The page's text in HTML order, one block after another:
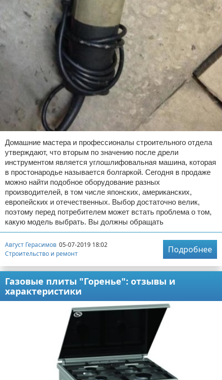
Домашние мастера и профессионалы строительного отдела
утверждают, что вторым по значению после дрели
инструментом является углошлифовальная машина, которая
в простонародье называется болгаркой. Сегодня в продаже
можно найти подобное оборудование разных
производителей, в том числе японских, американских,
европейских и отечественных. Выбор достаточно велик,
поэтому перед потребителем может встать проблема о том,
какую модель выбрать. Вы должны обращать
Август Герасимов 05-07-2019 18:02
Строительство и ремонт
Подробнее
Газовые плиты "Горенье": отзывы и
характеристики